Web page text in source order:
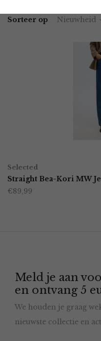
Sorteer op Nieuwheid
product
heeft
kan
gekozen
worden
op
Selected
Straight Bea-Kori MW
€89,99
Meld je aan
en ontvang 5
We houden je graag
nieuwste collectie en